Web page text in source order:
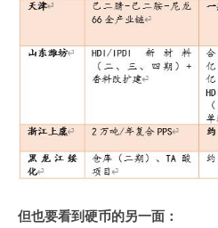
但也要看到硬币的另一面：